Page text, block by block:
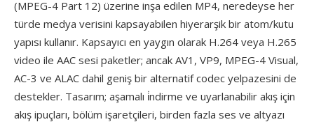
(MPEG-4 Part 12) üzerine inşa edilen MP4, neredeyse her
türde medya verisini kapsayabilen hiyerarşik bir atom/kutu
yapısı kullanır. Kapsayıcı en yaygın olarak H.264 veya H.265
video ile AAC sesi paketler; ancak AV1, VP9, MPEG-4 Visual,
AC-3 ve ALAC dahil geniş bir alternatif codec yelpazesini de
destekler. Tasarım; aşamalı i̇ndirme ve uyarlanabilir akış için
akış ipuçları, bölüm işaretçileri, birden fazla ses ve altyazı